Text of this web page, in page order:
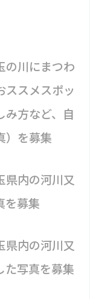
川にまつわ
ススメスポッ
み方など、自
）を募集
内の河川又
を募集
内の河川又
た写真を募集